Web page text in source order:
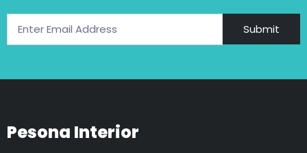
Submit
Pesona Interior